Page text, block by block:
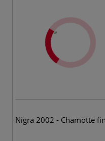
Nigra 2002 - Chamotte